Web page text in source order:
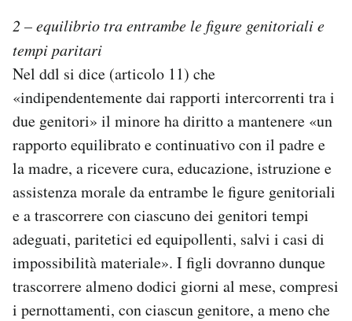
2 – equilibrio tra entrambe le figure genitoriali e
tempi paritari
Nel ddl si dice (articolo 11) che
«indipendentemente dai rapporti intercorrenti tra i
due genitori» il minore ha diritto a mantenere «un
rapporto equilibrato e continuativo con il padre e
la madre, a ricevere cura, educazione, istruzione e
assistenza morale da entrambe le figure genitoriali
e a trascorrere con ciascuno dei genitori tempi
adeguati, paritetici ed equipollenti, salvi i casi di
impossibilità materiale». I figli dovranno dunque
trascorrere almeno dodici giorni al mese, compresi
i pernottamenti, con ciascun genitore, a meno che